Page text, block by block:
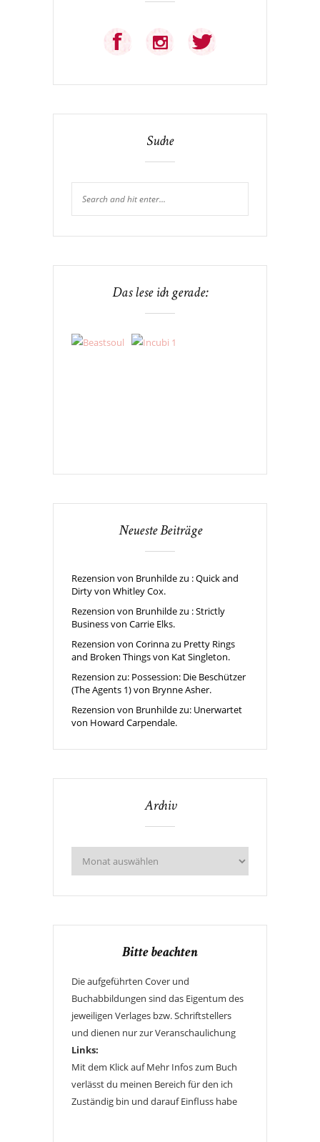
Suche
Das lese ich gerade:
Neueste Beiträge
Rezension von Brunhilde zu : Quick and
Dirty von Whitley Cox.
Rezension von Brunhilde zu : Strictly
Business von Carrie Elks.
Rezension von Corinna zu Pretty Rings
and Broken Things von Kat Singleton.
Rezension zu: Possession: Die Beschützer
(The Agents 1) von Brynne Asher.
Rezension von Brunhilde zu: Unerwartet
von Howard Carpendale.
Archiv
Bitte beachten
Die aufgeführten Cover und
Buchabbildungen sind das Eigentum des
jeweiligen Verlages bzw. Schriftstellers
und dienen nur zur Veranschaulichung
Links:
Mit dem Klick auf Mehr Infos zum Buch
verlässt du meinen Bereich für den ich
Zuständig bin und darauf Einfluss habe